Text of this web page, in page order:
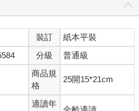
裝訂
紙本平裝
分級 普通級
商品規
格
25開15*21cm
適讀年